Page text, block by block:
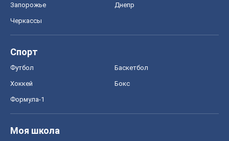
Запорожье Днепр
Черкассы
Спорт
Футбол Баскетбол
Хоккей Бокс
Формула-1
Моя школа